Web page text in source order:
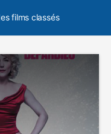
films classés